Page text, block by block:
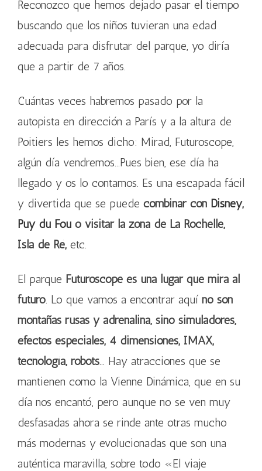
Reconozco que hemos dejado pasar el tiempo
buscando que los niños tuvieran una edad
adecuada para disfrutar del parque, yo diría
que a partir de 7 años.
Cuántas veces habremos pasado por la
autopista en dirección a París y a la altura de
Poitiers les hemos dicho: Mirad, Futuroscope,
algún día vendremos…Pues bien, ese día ha
llegado y os lo contamos. Es una escapada fácil
y divertida que se puede combinar con Disney,
Puy du Fou o visitar la zona de La Rochelle,
Isla de Ré, etc.
El parque Futuroscope es una lugar que mira al
futuro . Lo que vamos a encontrar aquí no son
montañas rusas y adrenalina, sino simuladores,
efectos especiales, 4 dimensiones, IMAX,
tecnología, robots … Hay atracciones que se
mantienen como la Vienne Dinámica, que en su
día nos encantó, pero aunque no se ven muy
desfasadas ahora se rinde ante otras mucho
más modernas y evolucionadas que son una
auténtica maravilla, sobre todo «El viaje